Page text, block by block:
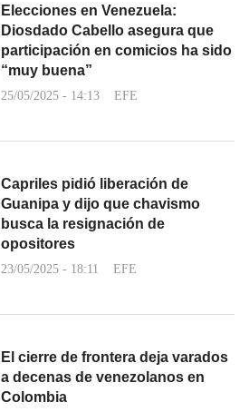
Elecciones en Venezuela:
Diosdado Cabello asegura que
participación en comicios ha sido
“muy buena”
25/05/2025 - 14:13 EFE
Capriles pidió liberación de
Guanipa y dijo que chavismo
busca la resignación de
opositores
23/05/2025 - 18:11 EFE
El cierre de frontera deja varados
a decenas de venezolanos en
Colombia